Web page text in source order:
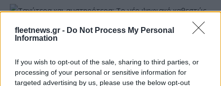
fleetnews.gr - Do Not Process My Personal
Information
If you wish to opt-out of the sale, sharing to third parties, or
processing of your personal or sensitive information for
targeted advertising by us, please use the below opt-out